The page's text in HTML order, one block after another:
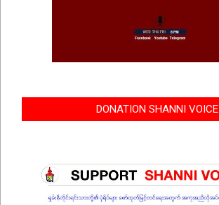
DONATION SHANNI VOICE